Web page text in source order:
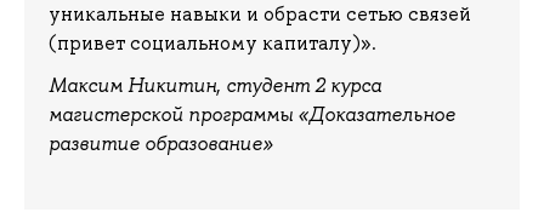
уникальные навыки и обрасти сетью связей
(привет социальному капиталу)».
Максим Никитин, студент 2 курса
магистерской программы «Доказательное
развитие образование»